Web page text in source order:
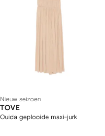
Nieuw seizoen
TOVE
Ouida geplooide maxi-jurk